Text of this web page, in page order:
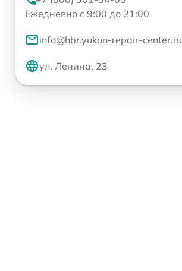
Ежедневно с 9:00 до 21:00
info@hbr.yukon-repair-center.ru
ул. Ленина, 23